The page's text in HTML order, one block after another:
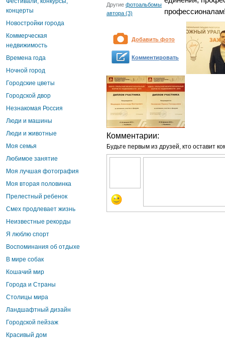
концерты
Новостройки города
Коммерческая
недвижимость
Времена года
Ночной город
Городские цветы
Городской двор
Незнакомая Россия
Люди и машины
Люди и животные
Моя семья
Любимое занятие
Моя лучшая фотография
Моя вторая половинка
Прелестный ребенок
Смех продлевает жизнь
Неизвестные рекорды
Я люблю спорт
Воспоминания об отдыхе
В мире собак
Кошачий мир
Города и Страны
Столицы мира
Ландшафтный дизайн
Городской пейзаж
Красивый дом
Другие фотоальбомы
автора (3)
Добавить фото
Комментировать
Комментарии:
Будьте первым из друзей, кто оставит